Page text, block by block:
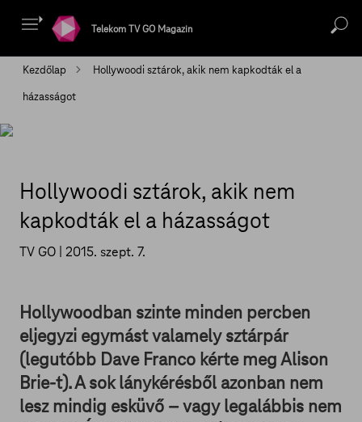
Telekom TV GO Magazin
Kezdőlap
Hollywoodi sztárok, akik nem kapkodták el a
házasságot
Hollywoodi sztárok, akik nem
kapkodták el a házasságot
TV GO | 2015. szept. 7.
Hollywoodban szinte minden percben
eljegyzi egymást valamely sztárpár
(legutóbb Dave Franco kérte meg Alison
Brie-t). A sok lánykérésből azonban nem
lesz mindig esküvő – vagy legalábbis nem